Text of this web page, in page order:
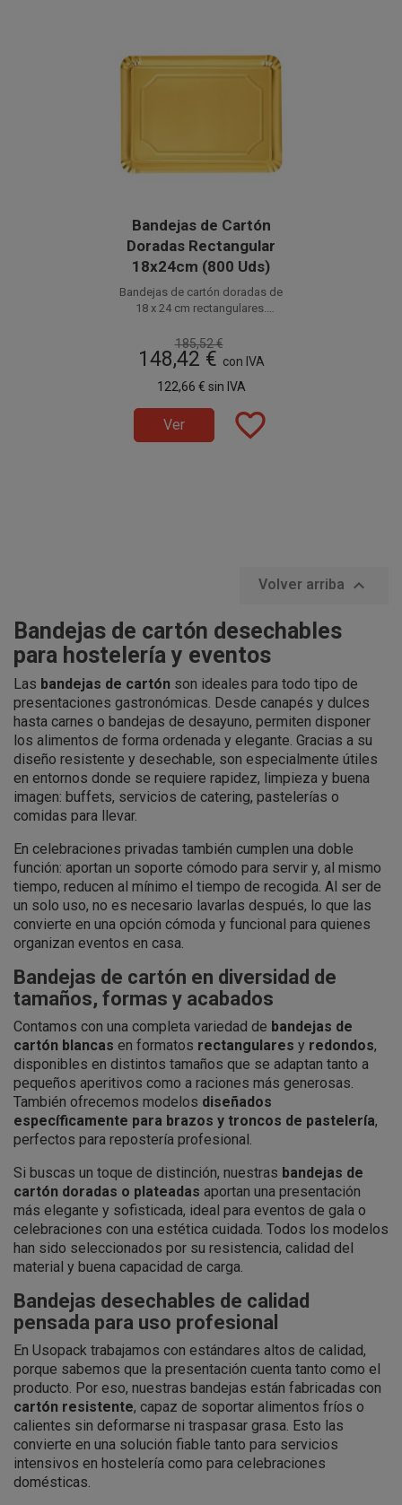
Bandejas de Cartón
Doradas Rectangular
18x24cm (800 Uds)
Bandejas de cartón doradas de
18 x 24 cm rectangulares.
presentación de alimentos.
Estas bandejas de cartón
desechables están fabricadas
en cartón de 500gr/m2.
de 800 inidades, distribuido en
paquetes de 100 unidades.
185,52 €
148,42 € con IVA
122,66 € sin IVA
Ver favorite_border
Volver arriba 
Bandejas de cartón desechables
para hostelería y eventos
Las bandejas de cartón son ideales para todo tipo de
presentaciones gastronómicas. Desde canapés y dulces
hasta carnes o bandejas de desayuno, permiten disponer
los alimentos de forma ordenada y elegante. Gracias a su
diseño resistente y desechable, son especialmente útiles
en entornos donde se requiere rapidez, limpieza y buena
imagen: buffets, servicios de catering, pastelerías o
comidas para llevar.
En celebraciones privadas también cumplen una doble
función: aportan un soporte cómodo para servir y, al mismo
tiempo, reducen al mínimo el tiempo de recogida. Al ser de
un solo uso, no es necesario lavarlas después, lo que las
convierte en una opción cómoda y funcional para quienes
organizan eventos en casa.
Bandejas de cartón en diversidad de
tamaños, formas y acabados
Contamos con una completa variedad de bandejas de
cartón blancas en formatos rectangulares y redondos,
disponibles en distintos tamaños que se adaptan tanto a
pequeños aperitivos como a raciones más generosas.
También ofrecemos modelos diseñados
específicamente para brazos y troncos de pastelería,
perfectos para repostería profesional.
Si buscas un toque de distinción, nuestras bandejas de
cartón doradas o plateadas aportan una presentación
más elegante y sofisticada, ideal para eventos de gala o
celebraciones con una estética cuidada. Todos los modelos
han sido seleccionados por su resistencia, calidad del
material y buena capacidad de carga.
Bandejas desechables de calidad
pensada para uso profesional
En Usopack trabajamos con estándares altos de calidad,
porque sabemos que la presentación cuenta tanto como el
producto. Por eso, nuestras bandejas están fabricadas con
cartón resistente, capaz de soportar alimentos fríos o
calientes sin deformarse ni traspasar grasa. Esto las
convierte en una solución fiable tanto para servicios
intensivos en hostelería como para celebraciones
domésticas.